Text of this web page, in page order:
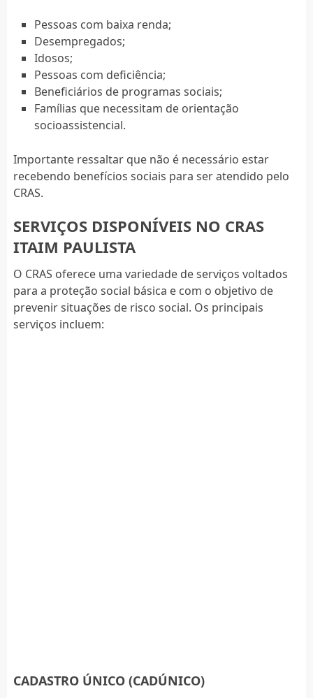
Pessoas com baixa renda;
Desempregados;
Idosos;
Pessoas com deficiência;
Beneficiários de programas sociais;
Famílias que necessitam de orientação
socioassistencial.
Importante ressaltar que não é necessário estar
recebendo benefícios sociais para ser atendido pelo
CRAS.
SERVIÇOS DISPONÍVEIS NO CRAS
ITAIM PAULISTA
O CRAS oferece uma variedade de serviços voltados
para a proteção social básica e com o objetivo de
prevenir situações de risco social. Os principais
serviços incluem:
CADASTRO ÚNICO (CADÚNICO)